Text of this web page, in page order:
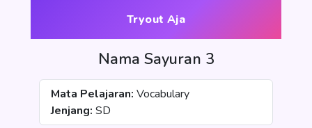
Tryout Aja
Nama Sayuran 3
Mata Pelajaran: Vocabulary
Jenjang: SD